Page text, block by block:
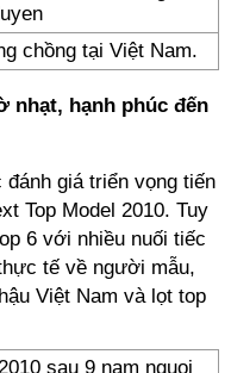
chồng tại Việt Nam.
nhạt, hạnh phúc đến
giá triển vọng tiến
Top Model 2010. Tuy
6 với nhiều nuối tiếc
tế về người mẫu,
Việt Nam và lọt top